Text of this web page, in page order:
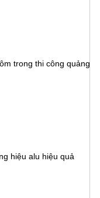
trong thi công quảng
hiệu alu hiệu quả